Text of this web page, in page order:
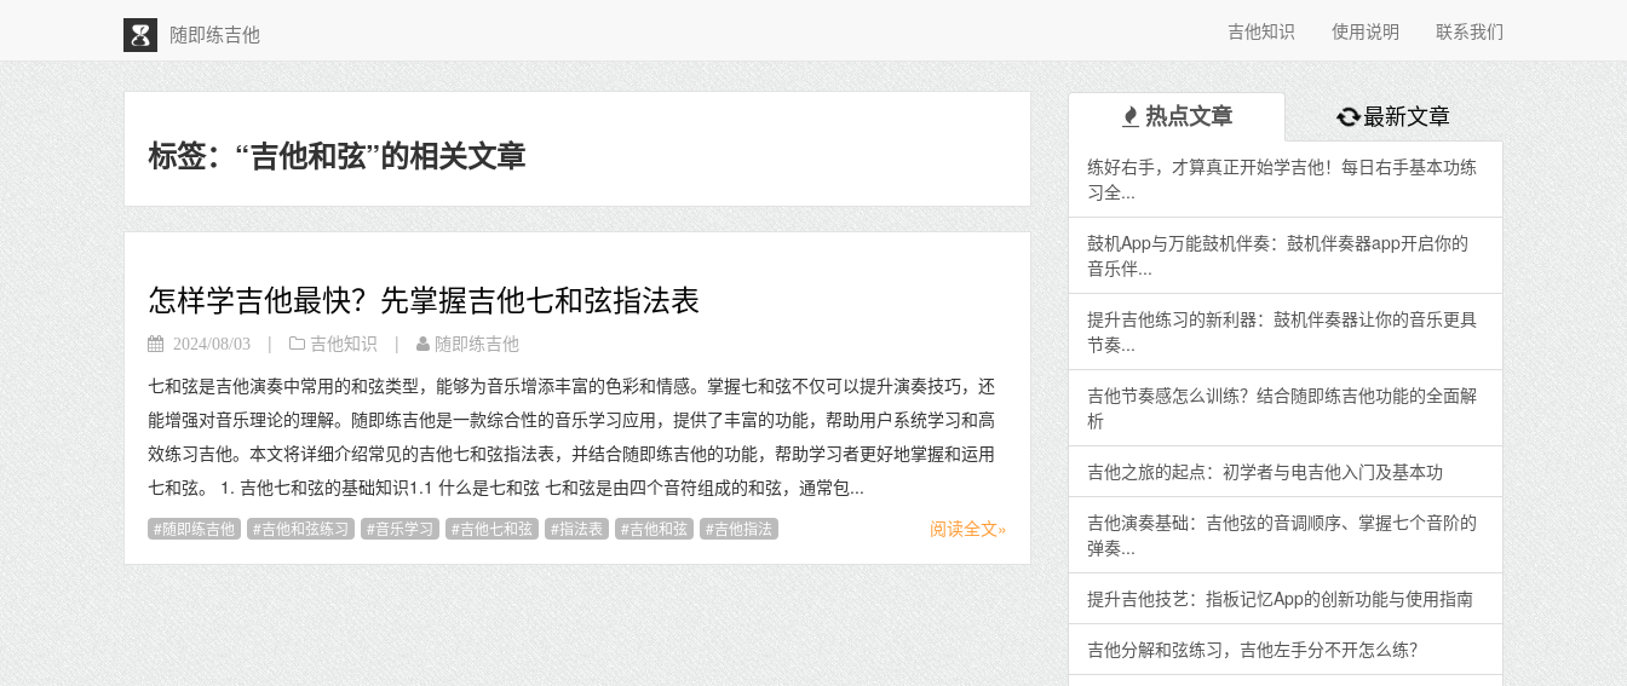
随即练吉他 吉他知识 使用说明 联系我们
标签：“吉他和弦”的相关文章
怎样学吉他最快？先掌握吉他七和弦指法表
2024/08/03 | 吉他知识 | 随即练吉他
七和弦是吉他演奏中常用的和弦类型，能够为音乐增添丰富的色彩和情感。掌握七和弦不仅可以提升演奏技巧，还
能增强对音乐理论的理解。随即练吉他是一款综合性的音乐学习应用，提供了丰富的功能，帮助用户系统学习和高
效练习吉他。本文将详细介绍常见的吉他七和弦指法表，并结合随即练吉他的功能，帮助学习者更好地掌握和运用
七和弦。 1. 吉他七和弦的基础知识1.1 什么是七和弦 七和弦是由四个音符组成的和弦，通常包...
随即练吉他 吉他和弦练习 音乐学习 吉他七和弦 指法表 吉他和弦 吉他指法 阅读全文»
热点文章 最新文章
练好右手，才算真正开始学吉他！每日右手基本功练
习全...
鼓机App与万能鼓机伴奏：鼓机伴奏器app开启你的
音乐伴...
提升吉他练习的新利器：鼓机伴奏器让你的音乐更具
节奏...
吉他节奏感怎么训练？结合随即练吉他功能的全面解
析
吉他之旅的起点：初学者与电吉他入门及基本功
吉他演奏基础：吉他弦的音调顺序、掌握七个音阶的
弹奏...
提升吉他技艺：指板记忆App的创新功能与使用指南
吉他分解和弦练习，吉他左手分不开怎么练？